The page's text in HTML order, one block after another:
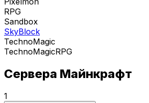
RPG
Sandbox
SkyBlock
TechnoMagic
TechnoMagicRPG
Сервера Майнкрафт
1